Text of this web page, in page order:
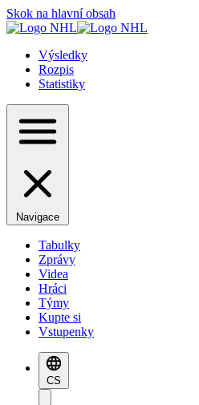
Skok na hlavní obsah
Výsledky
Rozpis
Statistiky
Navigace
Tabulky
Zprávy
Videa
Hráci
Týmy
Kupte si
Vstupenky
CS